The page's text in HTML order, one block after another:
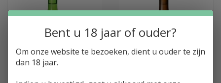
Bent u 18 jaar of ouder?
Om onze website te bezoeken, dient u ouder te zijn
dan 18 jaar.